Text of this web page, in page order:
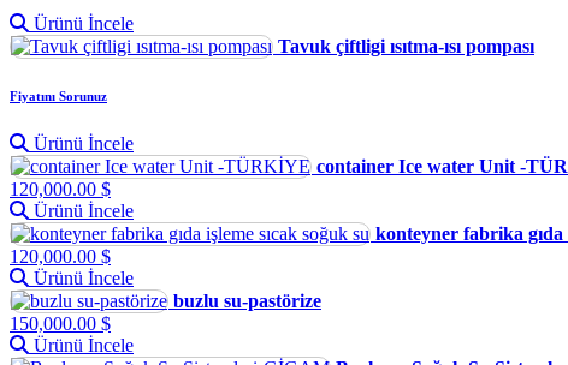
Ürünü İncele
Tavuk çiftligi ısıtma-ısı pompası
Fiyatını Sorunuz
Ürünü İncele
container Ice water Unit -
120,000.00 $
Ürünü İncele
konteyner fabrika gıda
120,000.00 $
Ürünü İncele
buzlu su-pastörize
150,000.00 $
Ürünü İncele